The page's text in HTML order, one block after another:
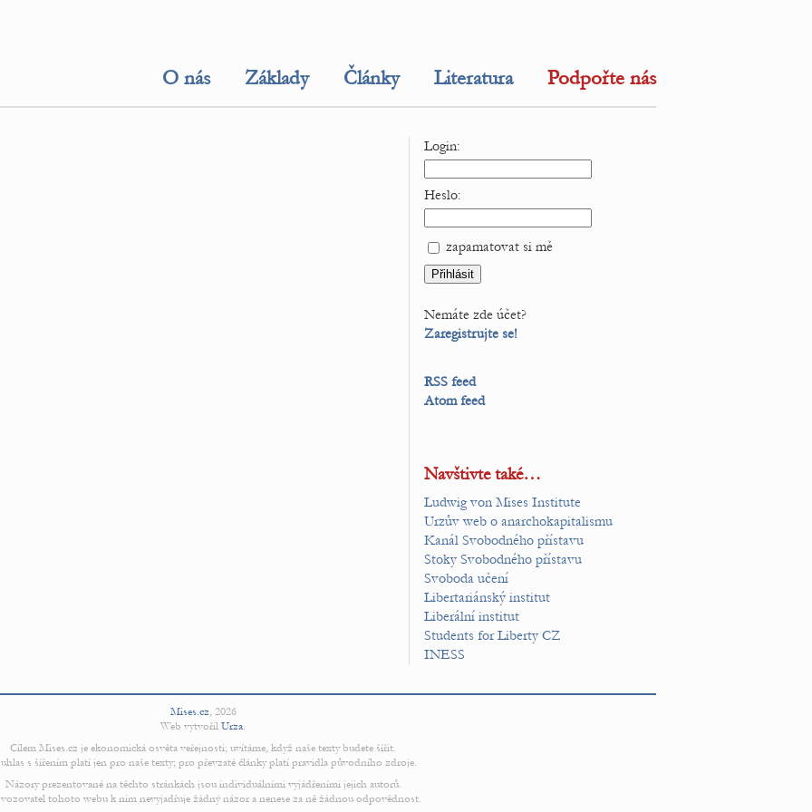
O nás Základy Články Literatura Podpořte nás
Login:
Heslo:
zapamatovat si mě
Nemáte zde účet?
Zaregistrujte se!
RSS feed
Atom feed
Navštivte také…
Ludwig von Mises Institute
Urzův web o anarchokapitalismu
Kanál Svobodného přístavu
Stoky Svobodného přístavu
Svoboda učení
Libertariánský institut
Liberální institut
Students for Liberty CZ
INESS
Mises.cz, 2026
Web vytvořil Urza.
Cílem Mises.cz je ekonomická osvěta veřejnosti; uvítáme, když naše texty budete šířit.
s šířením platí jen pro naše texty; pro převzaté články platí pravidla původního zdroje.
Názory prezentované na těchto stránkách jsou individuálními vyjádřeními jejich autorů.
tohoto webu k nim nevyjadřuje žádný názor a nenese za ně žádnou odpovědnost.